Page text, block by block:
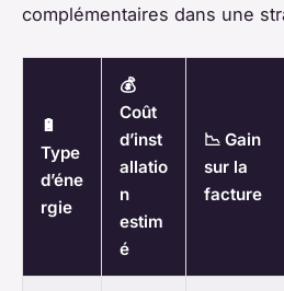
complémentaires dans une
🔋
Type
d’éne
rgie
💰
Coût
d’inst
allatio
n
estim
é
📉 Gain
sur la
facture